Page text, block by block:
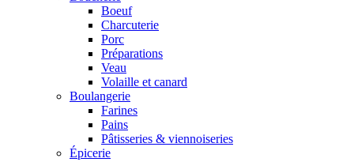
Boeuf
Charcuterie
Porc
Préparations
Veau
Volaille et canard
Boulangerie
Farines
Pains
Pâtisseries & viennoiseries
Épicerie